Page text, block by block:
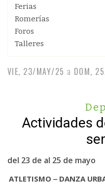
Ferias
Romerías
Foros
Talleres
VIE, 23/MAY/25 a DOM,
Actividades
del 23 de al 25 de mayo
ATLETISMO ‒ DANZA